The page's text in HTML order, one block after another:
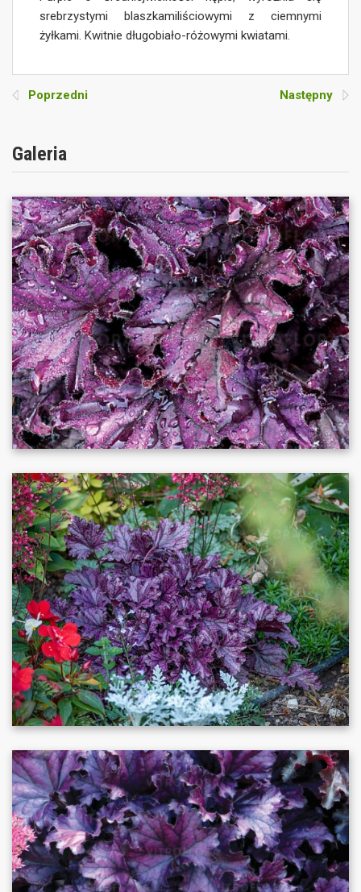
srebrzystymi blaszkamiliściowymi z ciemnymi
żyłkami. Kwitnie długobiało-różowymi kwiatami.
Poprzedni Następny
Galeria